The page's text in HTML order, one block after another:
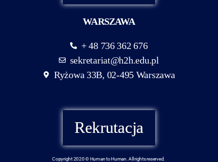
WARSZAWA
+ 48 736 362 676
sekretariat@h2h.edu.pl
Ryżowa 33B, 02-495 Warszawa
Rekrutacja
Copyright 2020 © Human to Human. All rights reserved.